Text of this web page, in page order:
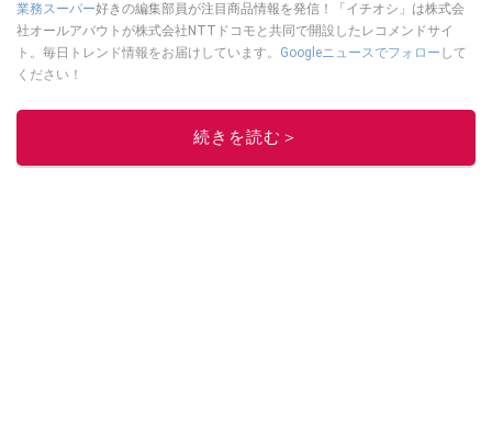
業務スーパー好きの編集部員が注目商品情報を発信！「イチオシ」は株式会
社オールアバウトが株式会社NTTドコモと共同で開設したレコメンドサイ
ト。毎日トレンド情報をお届けしています。 Googleニュースでフォロー して
ください！
このイチオシストの他の記事を読む
続きを読む＞